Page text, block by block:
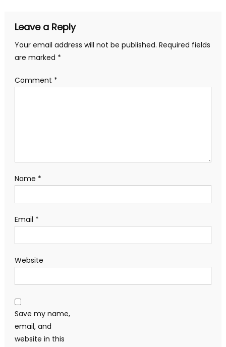
Leave a Reply
Your email address will not be published. Required fields
are marked *
Comment *
Name *
Email *
Website
Save my name,
email, and
website in this